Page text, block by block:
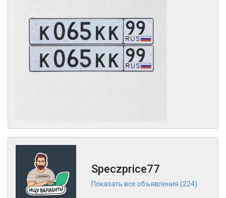
Speczprice77
Показать все объявления (224)